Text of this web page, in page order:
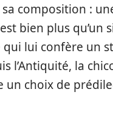
composition :
bien plus
lui confère un
l’Antiquité, la
un choix de